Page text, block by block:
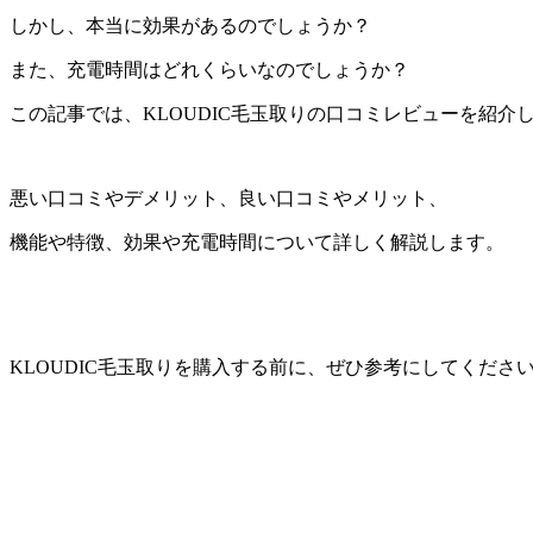
しかし、本当に効果があるのでしょうか？
また、充電時間はどれくらいなのでしょうか？
この記事では、KLOUDIC毛玉取りの口コミレビューを紹介し
悪い口コミやデメリット、良い口コミやメリット、
機能や特徴、効果や充電時間について詳しく解説します。
KLOUDIC毛玉取りを購入する前に、ぜひ参考にしてくださ